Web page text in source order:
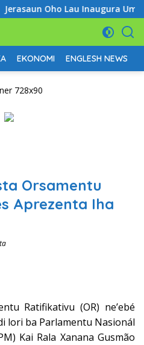
Oho Lau Inaugura Uma Lisan
EKONOMI ENGLESH NEWS
Orsamentu
Aprezenta Iha
Ratifikativu (OR) ne’ebé
lori ba Parlamentu Nasionál
Kai Rala Xanana Gusmão